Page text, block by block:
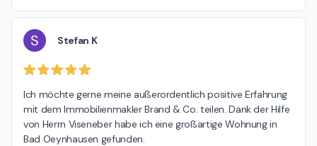
S Stefan K
Ich möchte gerne meine außerordentlich positive Erfahrung
mit dem Immobilienmakler Brand & Co. teilen. Dank der Hilfe
von Herrn Viseneber habe ich eine großartige Wohnung in
Bad Oeynhausen gefunden.